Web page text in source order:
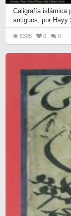
Caligrafía islámica
antiguos, por Hayy
5305 0 0